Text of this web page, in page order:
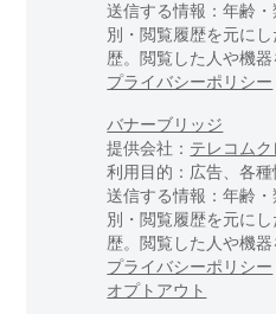
送信する情報：年齢
別・閲覧履歴を元に
歴。閲覧した人や機器
プライバシーポリシー
バナーブリッジ
提供会社： テレコム
利用目的：広告、各
送信する情報：年齢
別・閲覧履歴を元に
歴。閲覧した人や機器
プライバシーポリシー
オプトアウト